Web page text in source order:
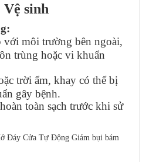
Vệ sinh
môi trường bên ngoài,
trùng hoặc vi khuẩn
trời ẩm, khay có thể bị
gây bệnh.
toàn sạch trước khi sử